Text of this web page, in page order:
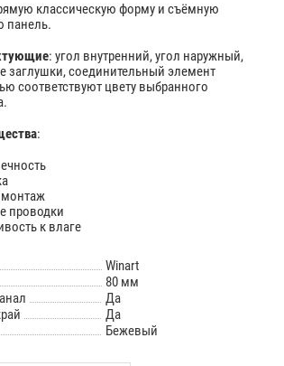
классическую форму и съёмную
панель.
: угол внутренний, угол наружный,
заглушки, cоединительный элемент
соответствуют цвету выбранного
:
монтаж
проводки
к влаге
Winart
80 мм
Да
Да
Бежевый